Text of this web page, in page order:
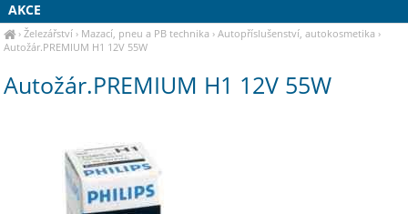
AKCE
›Železářství › Mazací, pneu a PB technika ›Autopříslušenství, autokosmetika ›
Autožár.PREMIUM H1 12V 55W
Autožár.PREMIUM H1 12V 55W